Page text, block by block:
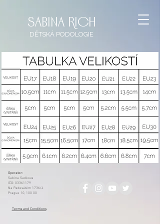
sabina rich
DĚTSKÁ PODOLOGIE
Operator:
Sabina Sadkova
IČO: 03361179
Na Padesátém 1736/4
Prague 10, 100 00
Terms and Conditions